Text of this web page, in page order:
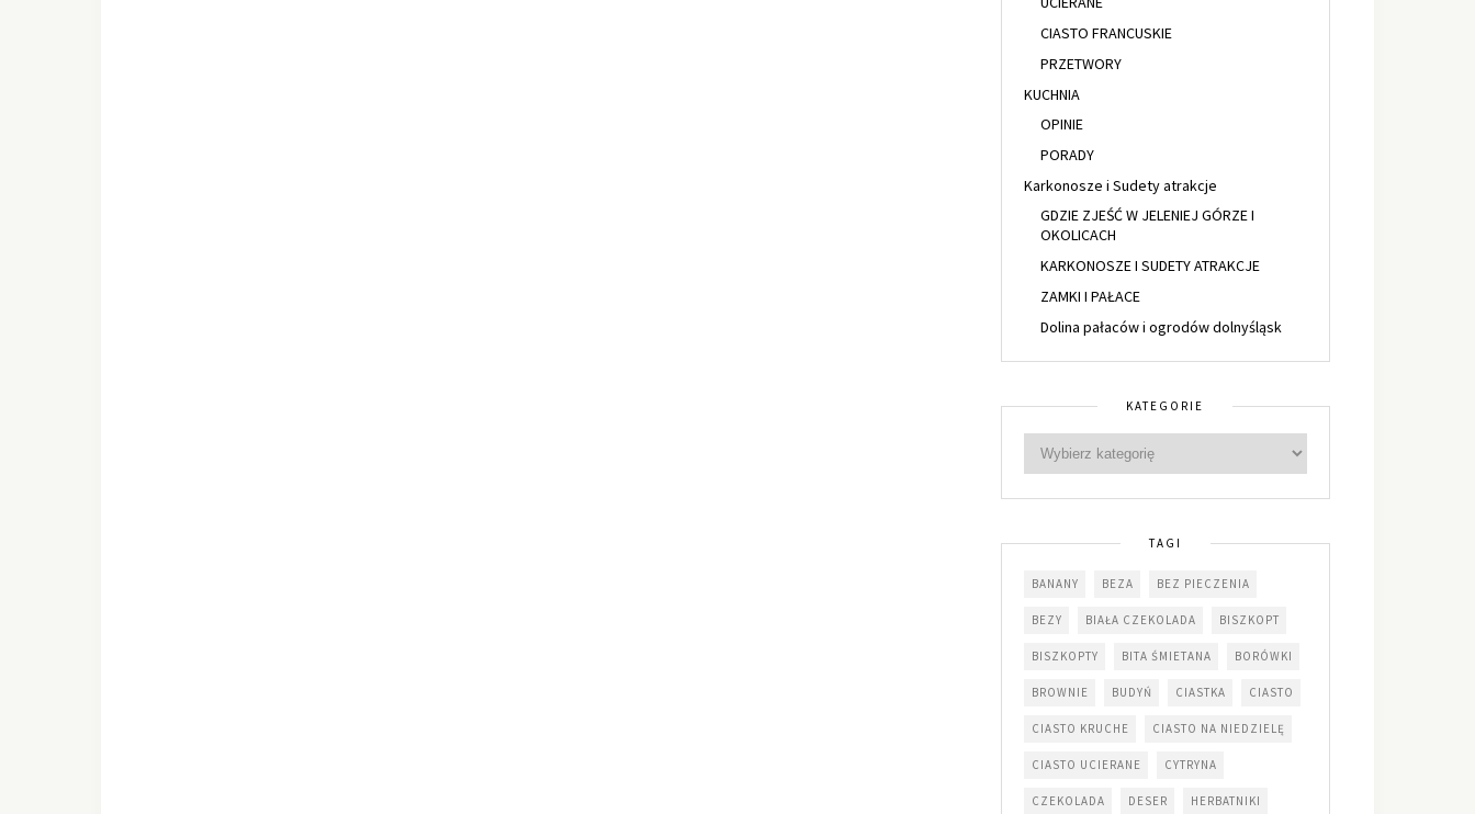
CIASTO FRANCUSKIE
PRZETWORY
KUCHNIA
OPINIE
PORADY
Karkonosze i Sudety atrakcje
GDZIE ZJEŚĆ W JELENIEJ GÓRZE I
OKOLICACH
KARKONOSZE I SUDETY ATRAKCJE
ZAMKI I PAŁACE
Dolina pałaców i ogrodów dolnyśląsk
KATEGORIE
TAGI
BANANY BEZA BEZ PIECZENIA
BEZY BIAŁA CZEKOLADA BISZKOPT
BISZKOPTY BITA ŚMIETANA BORÓWKI
BROWNIE BUDYŃ CIASTKA CIASTO
CIASTO KRUCHE CIASTO NA NIEDZIELĘ
CIASTO UCIERANE CYTRYNA
CZEKOLADA DESER HERBATNIKI